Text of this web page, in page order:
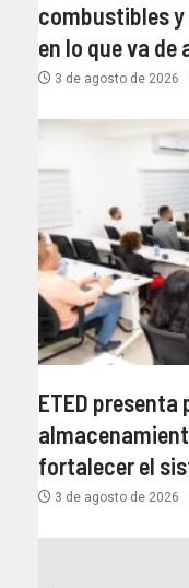
combustibles
en lo que va de
3 de agosto de 2026
ETED
fortalecer el
3 de agosto de 2026